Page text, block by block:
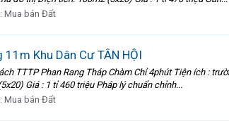
Mua bán Đất
Khu Dân Cư TÂN HỘI
TTTP Phan Rang Tháp Chàm Chỉ 4phút Tiện ích :
Giá : 1 tỉ 460 triệu Pháp lý chuẩn chỉnh...
Mua bán Đất